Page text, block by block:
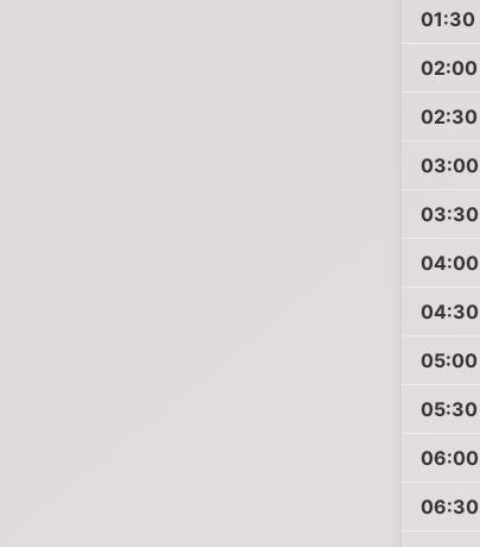
01:30
02:00
02:30
03:00
03:30
04:00
04:30
05:00
05:30
06:00
06:30